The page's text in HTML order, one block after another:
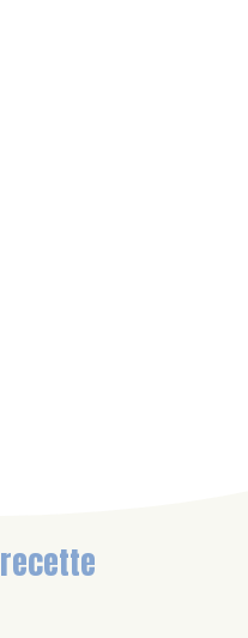
recette